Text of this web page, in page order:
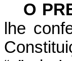
O
lhe